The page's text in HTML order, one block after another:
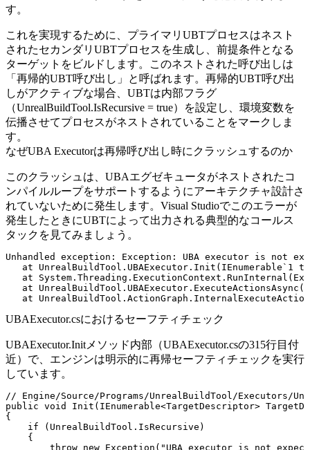
す。
これを実現するために、プライマリUBTプロセスはネスト
されたセカンダリUBTプロセスを生成し、前提条件となる
ターゲットをビルドします。このネストされた呼び出しは
「再帰的UBT呼び出し」と呼ばれます。再帰的UBT呼び出
しがアクティブな場合、UBTは内部フラグ
（UnrealBuildTool.IsRecursive = true）を設定し、環境変数を
伝播させてプロセスがネストされていることをマークしま
す。
なぜUBA Executorは再帰呼び出し時にクラッシュするのか
このクラッシュは、UBAエグゼキュータがネストされたコ
ンパイルループをサポートするようにアーキテクチャ設計さ
れていないために発生します。Visual Studioでこのエラーが
発生したときにUBTによって出力される典型的なコールス
タックを見てみましょう。
Unhandled exception: Exception: UBA executor is not
at UnrealBuildTool.UBAExecutor.Init(IEnumerable`1
at
at
UBAExecutor.csにおけるセーフティチェック
UBAExecutor.Init メソッド内部（UBAExecutor.csの315行目付
近）で、エンジンは明示的に再帰セーフティチェックを実行
しています。
// Engine/Source/Programs/UnrealBuildTool/Executors/
public void Init(IEnumerable<TargetDescriptor>
{
    if (UnrealBuildTool.IsRecursive)
    {
throw new Exception("UBA executor is not